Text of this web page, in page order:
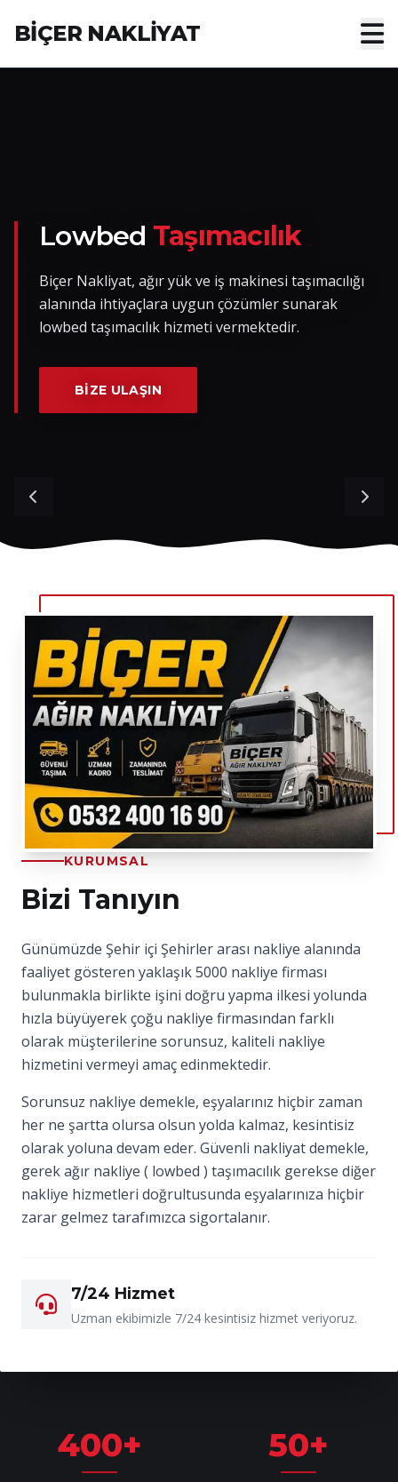
BİÇER NAKLİYAT
Nakliye Yük İlanları
İletişim
Lowbed Taşımacılık
Biçer Nakliyat, ağır yük ve iş makinesi taşımacılığı
alanında ihtiyaçlara uygun çözümler sunarak
lowbed taşımacılık hizmeti vermektedir.
BIZE ULAŞIN
KURUMSAL
Bizi Tanıyın
Günümüzde Şehir içi Şehirler arası nakliye alanında
faaliyet gösteren yaklaşık 5000 nakliye firması
bulunmakla birlikte işini doğru yapma ilkesi yolunda
hızla büyüyerek çoğu nakliye firmasından farklı
olarak müşterilerine sorunsuz, kaliteli nakliye
hizmetini vermeyi amaç edinmektedir.
Sorunsuz nakliye demekle, eşyalarınız hiçbir zaman
her ne şartta olursa olsun yolda kalmaz, kesintisiz
olarak yoluna devam eder. Güvenli nakliyat demekle,
gerek ağır nakliye ( lowbed ) taşımacılık gerekse diğer
nakliye hizmetleri doğrultusunda eşyalarınıza hiçbir
zarar gelmez tarafımızca sigortalanır.
7/24 Hizmet
Uzman ekibimizle 7/24 kesintisiz hizmet veriyoruz.
400+ 50+